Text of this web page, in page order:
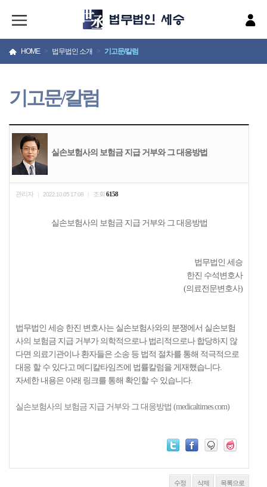
HOME > 법무법인 소개 > 기고문/칼럼
기고문/칼럼
실손보험사의 보험금 지급 거부와 그 대응방법
관리자 2022.10.05 17:08 조회 6158
실손보험사의 보험금 지급 거부와 그 대응방법
법무법인 세승
한진 수석변호사
(의료전문변호사)
법무법인 세승 한진 변호사는 실손보험사와의 분쟁에서 실손보험
사의 보험금 지급 거부가 의학적으로나 법리적으로나 합당하지 않
다면 의료기관이나 환자들은 소송 등 법적 절차를 통해 적극적으로
대응 할 수 있다고 메디칼타임즈에 법률칼럼을 게재했습니다.
자세한 내용은 아래 링크를 통해 확인할 수 있습니다.
실손보험사의 보험금 지급 거부와 그 대응방법 (medicaltimes.com)
수정 삭제 목록으로